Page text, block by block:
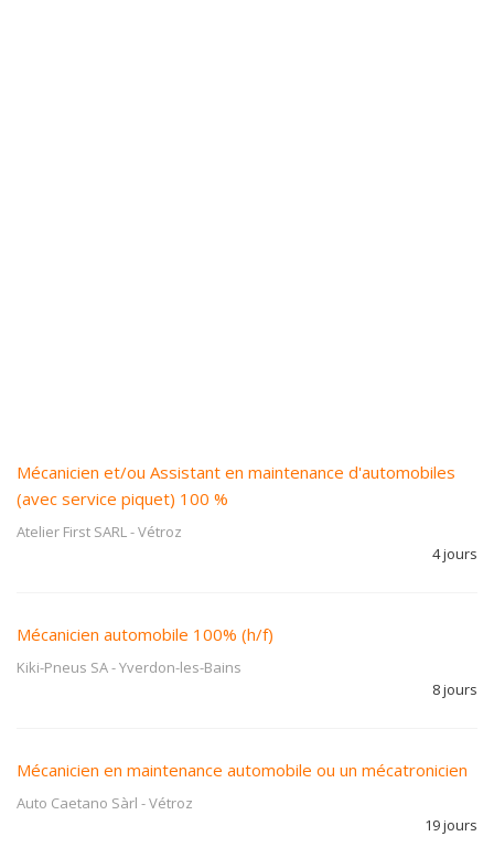
Mécanicien et/ou Assistant en maintenance d'automobiles
(avec service piquet) 100 %
Atelier First SARL-Vétroz
4 jours
Mécanicien automobile 100% (h/f)
Kiki-Pneus SA-Yverdon-les-Bains
8 jours
Mécanicien en maintenance automobile ou un mécatronicien
Auto Caetano Sàrl -Vétroz
19 jours